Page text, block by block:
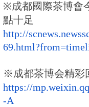
※成都國際茶博會
點十足
http://
69.
※成都茶博会精彩
https://
-A